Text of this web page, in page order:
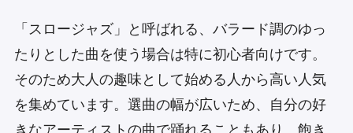
「スロージャズ」と呼ばれる、バラード調のゆっ
たりとした曲を使う場合は特に初心者向けです。
そのため大人の趣味として始める人から高い人気
を集めています。選曲の幅が広いため、自分の好